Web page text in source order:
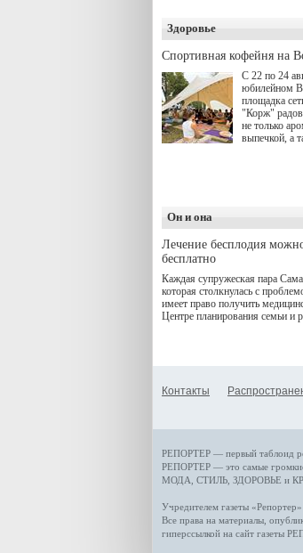
Здоровье
Спортивная кофейня на
С 22 по 24
юбилейном
площадка
"Корж"
не только
выпечкой, а
Он и она
Лечение бесплодия
бесплатно
Каждая супружеская пара
которая столкнулась с
имеет право получить
Центре планирования семьи и
Контакты
РЕПОРТЕР — первый таблоид
РЕПОРТЕР — это самые
МОДА, СТИЛЬ ЗДОРОВЬЕ и
Учредителем газеты
Все права на материалы,
гиперссылкой на сайт газеты